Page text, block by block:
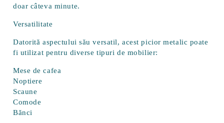
doar câteva minute.
Versatilitate
Datorită aspectului său versatil, acest picior metalic poate
fi utilizat pentru diverse tipuri de mobilier:
Mese de cafea
Noptiere
Scaune
Comode
Bănci